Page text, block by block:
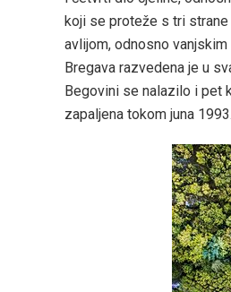
koji se proteže s tri
avlijom, odnosno
Bregava razvedena je u
Begovini se nalazilo i pet
zapaljena tokom juna